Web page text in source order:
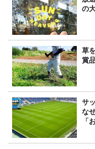
の
草
賞
サ
な
「